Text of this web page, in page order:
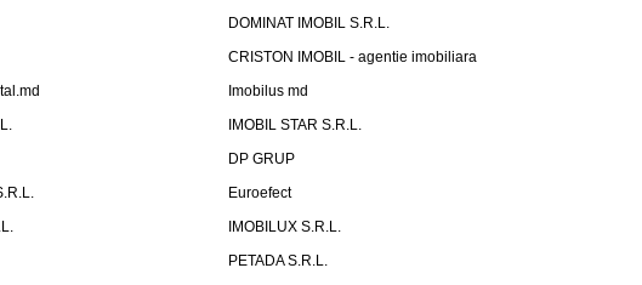
DOMINAT IMOBIL S.R.L.
CRISTON IMOBIL - agentie imobiliara
Imobilus md
IMOBIL STAR S.R.L.
DP GRUP
Euroefect
IMOBILUX S.R.L.
PETADA S.R.L.